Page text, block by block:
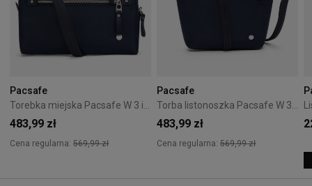
Pacsafe
483,99 zł
Cena regularna: 569,99 zł
Pacsafe
483,99 zł
Cena regularna: 569,99 zł